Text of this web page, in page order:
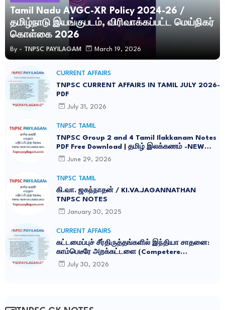
Tamil Nadu AVGC-XR Policy 2024-26 /
தமிழ்நாடு இயங்குபடம், விரிவாக்கப்பட்ட மெய்நிகர்
கொள்கை 2026
By - TNPSC PAYILAGAM March 19, 2026
CURRENT AFFAIRS
TNPSC CURRENT AFFAIRS IN TAMIL JULY 2026-
PDF
July 31, 2026
TNPSC TAMIL
TNPSC Group 2 and 4 Tamil Ilakkanam Notes
PDF Free Download | தமிழ் இலக்கணம் -NEW
SYLLABUS UPDATED -2026
June 29, 2026
TNPSC TAMIL
கி.வா. ஜகந்நாதன் / KI.VA.JAGANNATHAN
TNPSC NOTES
January 30, 2025
CURRENT AFFAIRS
கட்டமைப்புச் சீர்திருத்தங்களில் இந்தியா சாதனை:
காம்பெடீரே அறக்கட்டளை (Competere
Foundation) வெளியிட்ட அறிக்கை
July 30, 2026